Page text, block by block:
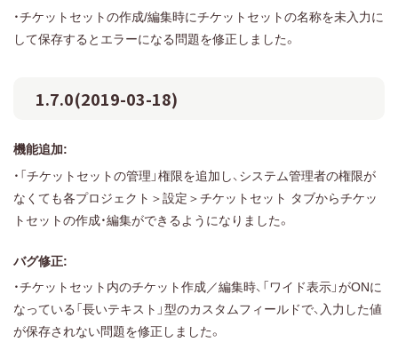
・チケットセットの作成/編集時にチケットセットの名称を未入力に
して保存するとエラーになる問題を修正しました。
1.7.0(2019-03-18)
機能追加:
・「チケットセットの管理」権限を追加し、システム管理者の権限が
なくても各プロジェクト＞設定＞チケットセット タブからチケッ
トセットの作成・編集ができるようになりました。
バグ修正:
・チケットセット内のチケット作成／編集時、「ワイド表示」がONに
なっている「長いテキスト」型のカスタムフィールドで、入力した値
が保存されない問題を修正しました。